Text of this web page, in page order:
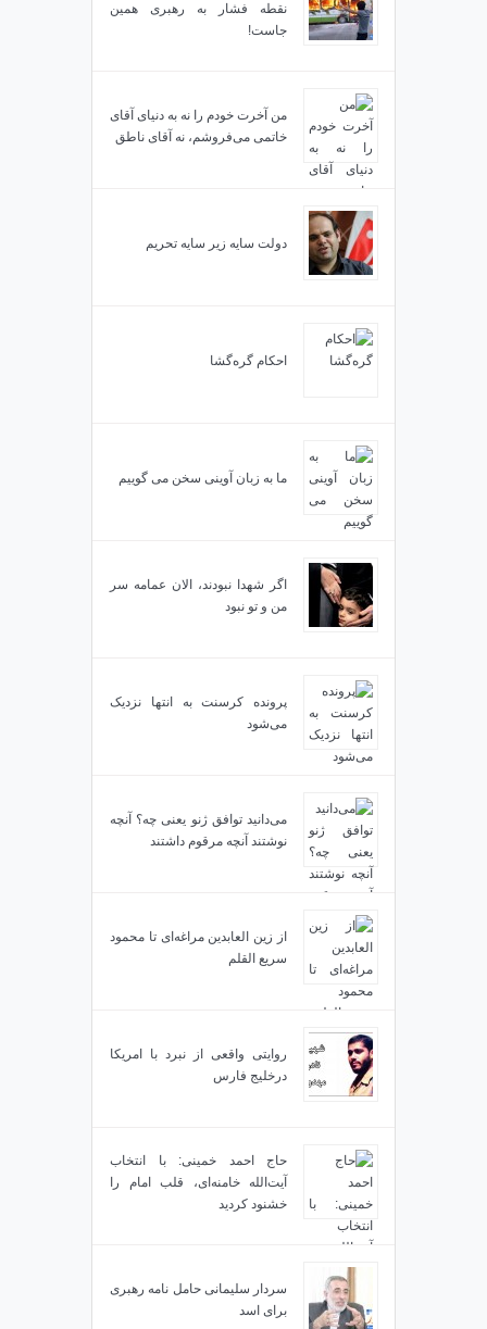
نقطه فشار به رهبری همین
جاست!
من آخرت خودم را نه به دنیای آقای
خاتمی می‌فروشم، نه آقای ناطق
دولت سایه زیر سایه تحریم
احکام گره‌گشا
ما به زبان آوینی سخن می گوییم
اگر شهدا نبودند، الان عمامه سر
من و تو نبود
پرونده کرسنت به انتها نزدیک
می‌شود
می‌دانید توافق ژنو یعنی چه؟ آنچه
نوشتند آنچه مرقوم داشتند
از زین العابدین مراغه‌ای تا محمود
سریع القلم
روایتی واقعی از نبرد با امریکا
درخلیج فارس
حاج احمد خمینی: با انتخاب
آیت‌الله خامنه‌ای، قلب امام را
خشنود کردید
سردار سلیمانی حامل نامه رهبری
برای اسد